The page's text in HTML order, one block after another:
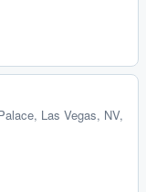
, Las Vegas, NV,